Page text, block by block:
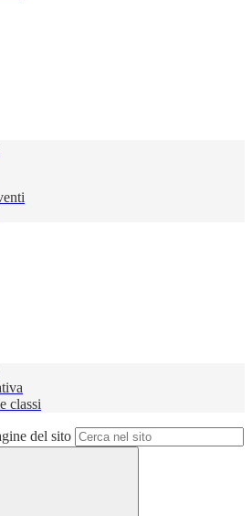
classi
del sito